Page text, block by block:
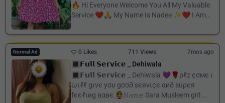
🔥 Hi Everyone Welcome You All My Valuable
Service ❤️🙏 My Name Is Nadee ✨❤️ I Am
Normal Ad 0 Likes 711 Views 7mos ago
🔳𝗙𝘂𝗹𝗹 𝗦𝗲𝗿𝘃𝗶𝗰𝗲 _ Dehiwala
🔳𝗙𝘂𝗹𝗹 𝗦𝗲𝗿𝘃𝗶𝗰𝗲 _ Dehiwala 💜🌹ρℓz ¢σмє ι
ωιℓℓ gινє уσυ gσσ∂ ѕєяνι¢є αи∂ ѕυρєя
fєєℓιиg вαвє 👰𝙽𝚊𝚖𝚎 Sara Musleem girl 🥰